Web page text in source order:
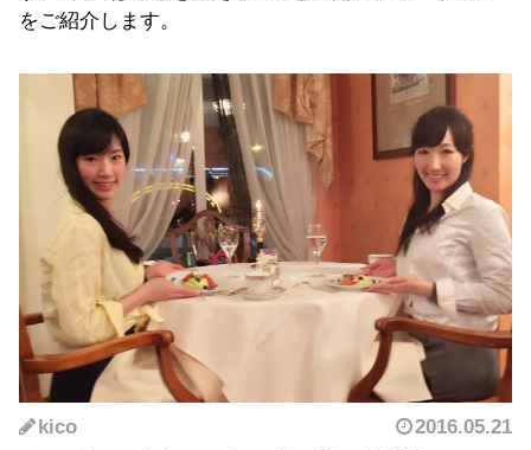
をご紹介します。
kico 2016.05.21